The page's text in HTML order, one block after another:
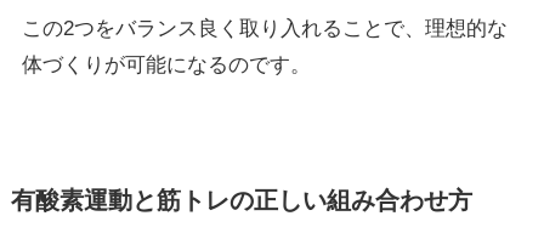
この2つをバランス良く取り入れることで、理想的な
体づくりが可能になるのです。
有酸素運動と筋トレの正しい組み合わせ方